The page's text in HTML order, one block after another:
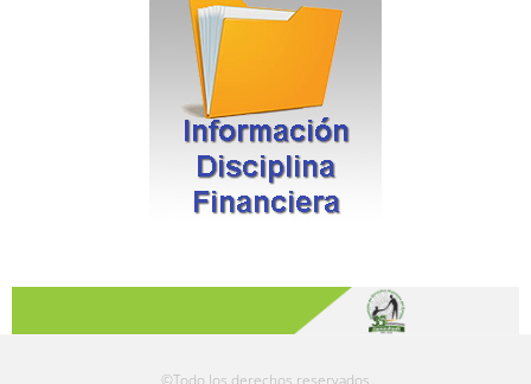
©Todo los derechos reservados